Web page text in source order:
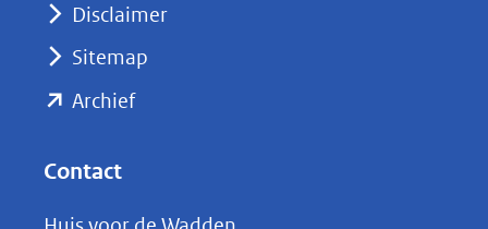
naar
Disclaimer
Sitemap
Archief(opent
Contact